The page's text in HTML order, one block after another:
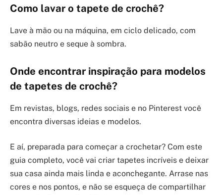
Como lavar o tapete de crochê?
Lave à mão ou na máquina, em ciclo delicado, com
sabão neutro e seque à sombra.
Onde encontrar inspiração para modelos
de tapetes de crochê?
Em revistas, blogs, redes sociais e no Pinterest você
encontra diversas ideias e modelos.
E aí, preparada para começar a crochetar? Com este
guia completo, você vai criar tapetes incríveis e deixar
sua casa ainda mais linda e aconchegante. Arrase nas
cores e nos pontos, e não se esqueça de compartilhar